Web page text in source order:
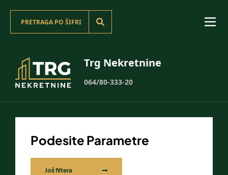
Trg Nekretnine
064/80-333-20
Podesite Parametre
Još filtera